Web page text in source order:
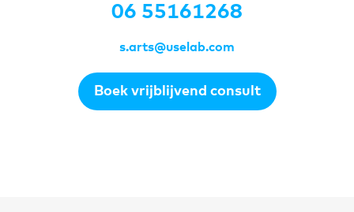
06 55161268
s.arts@uselab.com
Boek vrijblijvend consult